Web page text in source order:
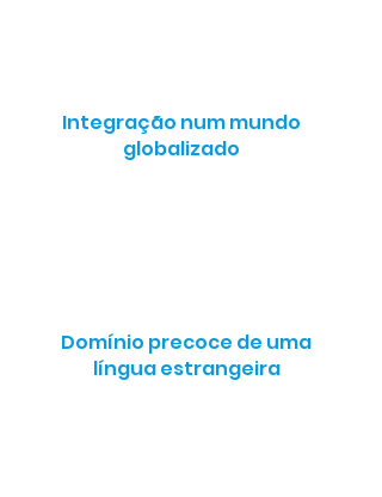
Integração num mundo
globalizado
Domínio precoce de uma
língua estrangeira